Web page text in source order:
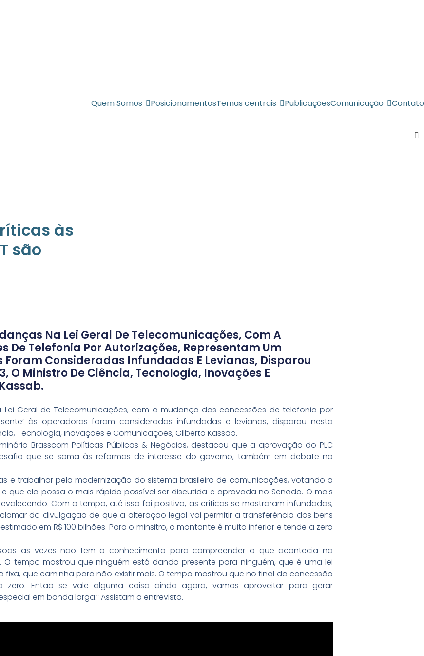
Quem Somos PosicionamentosTemas centrais PublicaçõesComunicação Contato
às
são
Na Lei Geral De Telecomunicações, Com A
De Telefonia Por Autorizações, Representam Um
Foram Consideradas Infundadas E Levianas, Disparou
O Ministro De Ciência, Tecnologia, Inovações E
Geral de Telecomunicações, com a mudança das concessões de telefonia por
às operadoras foram consideradas infundadas e levianas, disparou nesta
Tecnologia, Inovações e Comunicações, Gilberto Kassab.
Brasscom Políticas Públicas & Negócios, destacou que a aprovação do PLC
que se soma às reformas de interesse do governo, também em debate no
e trabalhar pela modernização do sistema brasileiro de comunicações, votando a
que ela possa o mais rápido possível ser discutida e aprovada no Senado. O mais
Com o tempo, até isso foi positivo, as críticas se mostraram infundadas,
da divulgação de que a alteração legal vai permitir a transferência dos bens
em R$ 100 bilhões. Para o minsitro, o montante é muito inferior e tende a zero
as vezes não tem o conhecimento para compreender o que acontecia na
O tempo mostrou que ninguém está dando presente para ninguém, que é uma lei
que caminha para não existir mais. O tempo mostrou que no final da concessão
Então se vale alguma coisa ainda agora, vamos aproveitar para gerar
em banda larga.” Assistam a entrevista.